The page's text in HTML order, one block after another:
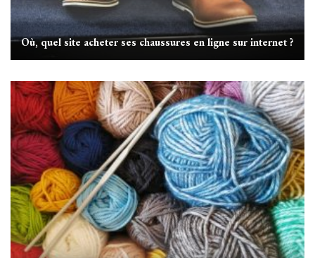
Où, quel site acheter ses chaussures en ligne sur internet ?